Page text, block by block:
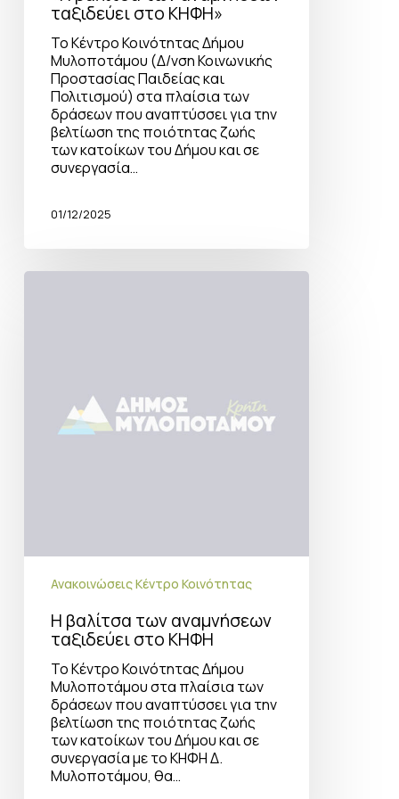
ταξιδεύει στο ΚΗΦΗ»
Το Κέντρο Κοινότητας Δήμου
Μυλοποτάμου (Δ/νση Κοινωνικής
Προστασίας Παιδείας και
Πολιτισμού) στα πλαίσια των
δράσεων που αναπτύσσει για την
βελτίωση της ποιότητας ζωής
των κατοίκων του Δήμου και σε
συνεργασία…
01/12/2025
Η
Ανακοινώσεις Κέντρο Κοινότητας
Η βαλίτσα των αναμνήσεων
ταξιδεύει στο ΚΗΦΗ
Το Κέντρο Κοινότητας Δήμου
Μυλοποτάμου στα πλαίσια των
δράσεων που αναπτύσσει για την
βελτίωση της ποιότητας ζωής
των κατοίκων του Δήμου και σε
συνεργασία με το ΚΗΦΗ Δ.
Μυλοποτάμου, θα…